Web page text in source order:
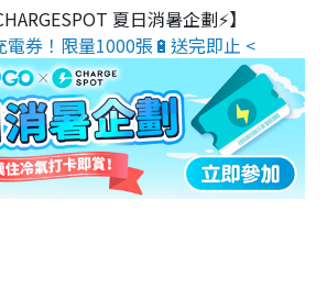
夏日消暑企劃⚡】
電券！限量1000張🔋送完即止 <